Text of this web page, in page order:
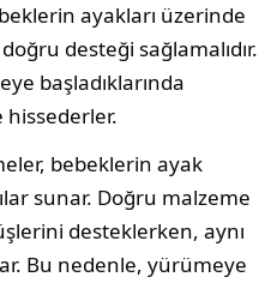
ayakları üzerinde
desteği sağlamalıdır.
başladıklarında
bebeklerin ayak
sunar. Doğru malzeme
desteklerken, aynı
Bu nedenle, yürümeye